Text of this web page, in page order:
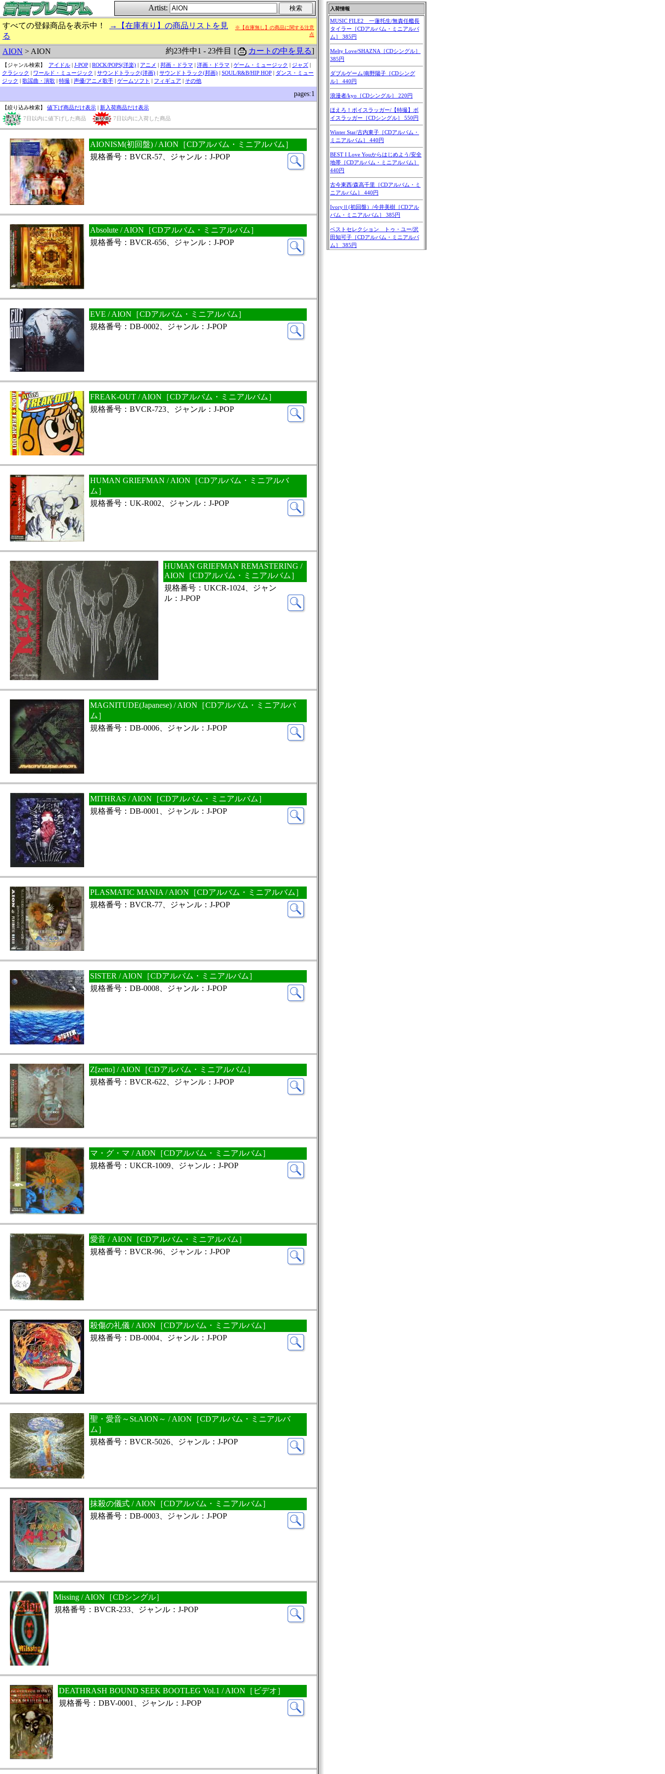
Artist:
すべての登録商品を表示中！
→【在庫有り】の商品リストを見
る
※【在庫無し】の商品に関する注意
点
AION > AION 約23件中1 - 23件目 [ カートの中を見る]
【ジャンル検索】 アイドル | J-POP | ROCK/POPS(洋楽) | アニメ | 邦画・ドラマ | 洋画・ドラマ | ゲーム・ミュージック | ジャズ |
クラシック | ワールド・ミュージック | サウンドトラック(洋画) | サウンドトラック(邦画) | SOUL/R&B/HIP HOP | ダンス・ミュー
ジック | 歌謡曲・演歌 | 特撮 | 声優/アニメ歌手 | ゲームソフト | フィギュア | その他
pages:1
【絞り込み検索】 値下げ商品だけ表示 | 新入荷商品だけ表示
7日以内に値下げした商品
7日以内に入荷した商品
AIONISM(初回盤) / AION［CDアルバム・ミニアルバム］
規格番号：BVCR-57、ジャンル：J-POP
Absolute / AION［CDアルバム・ミニアルバム］
規格番号：BVCR-656、ジャンル：J-POP
EVE / AION［CDアルバム・ミニアルバム］
規格番号：DB-0002、ジャンル：J-POP
FREAK-OUT / AION［CDアルバム・ミニアルバム］
規格番号：BVCR-723、ジャンル：J-POP
HUMAN GRIEFMAN / AION［CDアルバム・ミニアルバ
ム］
規格番号：UK-R002、ジャンル：J-POP
HUMAN GRIEFMAN REMASTERING /
AION［CDアルバム・ミニアルバム］
規格番号：UKCR-1024、ジャン
ル：J-POP
MAGNITUDE(Japanese) / AION［CDアルバム・ミニアルバ
ム］
規格番号：DB-0006、ジャンル：J-POP
MITHRAS / AION［CDアルバム・ミニアルバム］
規格番号：DB-0001、ジャンル：J-POP
PLASMATIC MANIA / AION［CDアルバム・ミニアルバム］
規格番号：BVCR-77、ジャンル：J-POP
SISTER / AION［CDアルバム・ミニアルバム］
規格番号：DB-0008、ジャンル：J-POP
Z[zetto] / AION［CDアルバム・ミニアルバム］
規格番号：BVCR-622、ジャンル：J-POP
マ・グ・マ / AION［CDアルバム・ミニアルバム］
規格番号：UKCR-1009、ジャンル：J-POP
愛音 / AION［CDアルバム・ミニアルバム］
規格番号：BVCR-96、ジャンル：J-POP
殺傷の礼儀 / AION［CDアルバム・ミニアルバム］
規格番号：DB-0004、ジャンル：J-POP
聖・愛音～St.AION～ / AION［CDアルバム・ミニアルバ
ム］
規格番号：BVCR-5026、ジャンル：J-POP
抹殺の儀式 / AION［CDアルバム・ミニアルバム］
規格番号：DB-0003、ジャンル：J-POP
Missing / AION［CDシングル］
規格番号：BVCR-233、ジャンル：J-POP
DEATHRASH BOUND SEEK BOOTLEG Vol.1 / AION［ビデオ］
規格番号：DBV-0001、ジャンル：J-POP